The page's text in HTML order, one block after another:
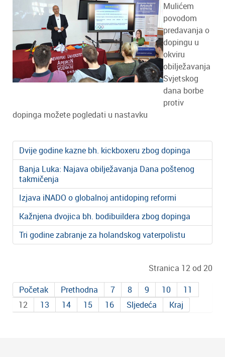
Mulićem
povodom
predavanja o
dopingu u
okviru
obilježavanja
Svjetskog
dana borbe
protiv
dopinga možete pogledati u nastavku
Dvije godine kazne bh. kickboxeru zbog dopinga
Banja Luka: Najava obilježavanja Dana poštenog
takmičenja
Izjava iNADO o globalnoj antidoping reformi
Kažnjena dvojica bh. bodibuildera zbog dopinga
Tri godine zabranje za holandskog vaterpolistu
Stranica 12 od 20
Početak
Prethodna 7 8 9 10
11
12
13 14 15 16 Sljedeća Kraj